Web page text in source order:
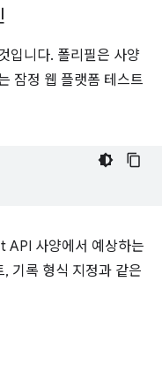
입니다. 폴리필은 사양
잠정 웹 플랫폼 테스트
API 사양에서 예상하는
, 기록 형식 지정과 같은